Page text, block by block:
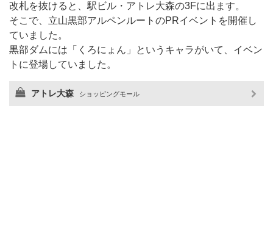
改札を抜けると、駅ビル・アトレ大森の3Fに出ます。
そこで、立山黒部アルペンルートのPRイベントを開催し
ていました。
黒部ダムには「くろにょん」というキャラがいて、イベン
トに登場していました。
アトレ大森 ショッピングモール